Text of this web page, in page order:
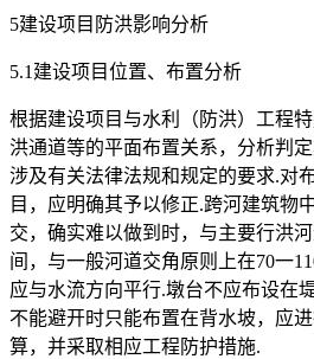
5建设项目防洪影响分析
5.1建设项目位置、布置分析
根据建设项目与水利（防洪）工程
洪通道等的平面布置关系，分析判
涉及有关法律法规和规定的要求.对
目，应明确其予以修正.跨河建筑物
交，确实难以做到时，与主要行洪
间，与一般河道交角原则上在70一
应与水流方向平行.墩台不应布设在
不能避开时只能布置在背水坡，应
算，并采取相应工程防护措施.